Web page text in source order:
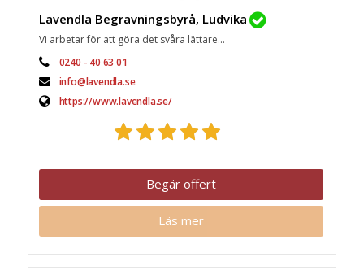
Lavendla Begravningsbyrå, Ludvika
Vi arbetar för att göra det svåra lättare...
0240 - 40 63 01
info@lavendla.se
https://www.lavendla.se/
Begär offert
Läs mer